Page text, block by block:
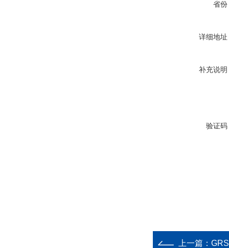
省份
详细地址
补充说明
验证码
上一篇：